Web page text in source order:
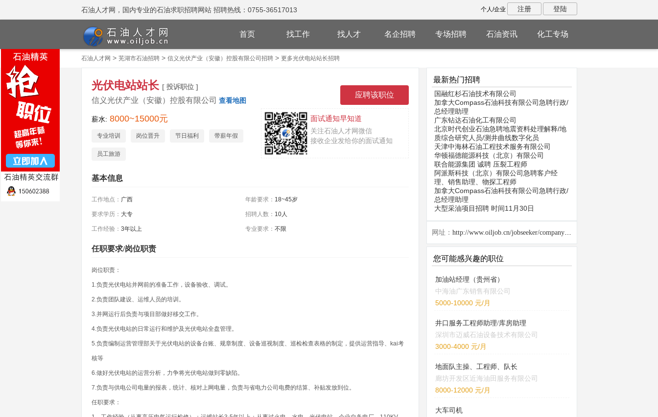
石油人才网，国内专业的石油求职招聘网站 招聘热线：0755-36517013 个人/企业 注册 登陆
首页 找工作 找人才 名企招聘 专场招聘 石油资讯 化工专场
石油人才网 > 芜湖市石油招聘> 信义光伏产业（安徽）控股有限公司招聘> 更多光伏电站站长招聘
光伏电站站长 [ 投诉职位 ]
信义光伏产业（安徽）控股有限公司 查看地图
薪水: 8000~15000元 面试通知早知道
关注石油人才网微信
接收企业发给你的面试通知
专业培训 岗位晋升 节日福利 带薪年假
员工旅游
基本信息
工作地点： 广西 年龄要求： 18~45岁
要求学历： 大专 招聘人数： 10人
工作经验： 3年以上 专业要求： 不限
任职要求/岗位职责
岗位职责：
1.负责光伏电站并网前的准备工作，设备验收、调试。
2.负责团队建设、运维人员的培训。
3.并网运行后负责与项目部做好移交工作。
4.负责光伏电站的日常运行和维护及光伏电站全盘管理。
5.负责编制运营管理部关于光伏电站的设备台账、规章制度、设备巡视制度、巡检检查表格的制定，提供运营指导、kai考
核等
6.做好光伏电站的运营分析，力争将光伏电站做到零缺陷。
7.负责与供电公司电量的报表，统计、核对上网电量，负责与省电力公司电费的结算、补贴发放到位。
任职要求：
最新热门招聘
国融红杉石油技术有限公司
加拿大Compass石油科技有限公司急聘行政/
总经理助理
广东钻达石油化工有限公司
北京时代创业石油急聘地震资料处理解释/地
质综合研究人员/测井曲线数字化员
天津中海林石油工程技术服务有限公司
华顿福德能源科技（北京）有限公司
联合能源集团 诚聘 压裂工程师
阿派斯科技（北京）有限公司急聘客户经
理、销售助理、物探工程师
加拿大Compass石油科技有限公司急聘行政/
总经理助理
大型采油项目招聘 时间11月30日
网址： http://www.oiljob.cn/jobseeker/company/26996.html
您可能感兴趣的职位
加油站经理（贵州省）
中海油广东销售有限公司
5000-10000 元/月
井口服务工程师助理/库房助理
深圳市迈威石油设备技术有限公司
3000-4000 元/月
地面队主操、工程师、队长
廊坊开发区近海油田服务有限公司
8000-12000 元/月
大车司机